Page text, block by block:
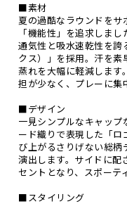
■素材
夏の過酷なラウンドをサ
「機能性」を追求しま
通気性と吸水速乾性を誇
クス）」を採用。汗を
蒸れを大幅に軽減します
担が少なく、プレーに集
■デザイン
一見シンプルなキャップ
ード織りで表現した「
び上がるさりげない総
演出します。サイドに配
セントとなり、スポーテ
■スタイリング